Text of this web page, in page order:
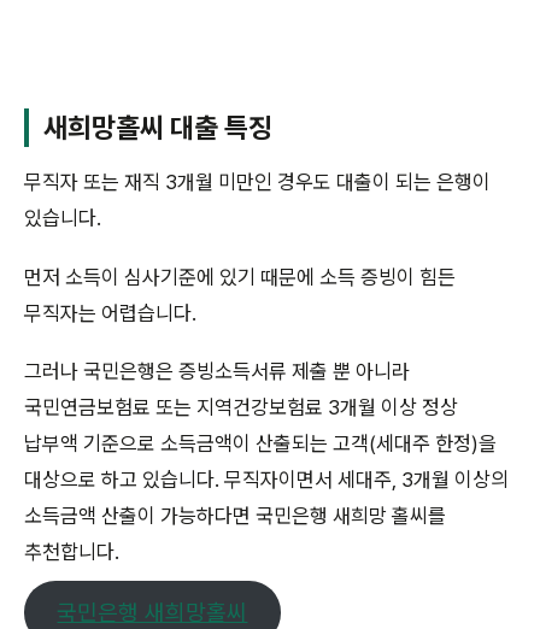
새희망홀씨 대출 특징
무직자 또는 재직 3개월 미만인 경우도 대출이 되는 은행이
있습니다.
먼저 소득이 심사기준에 있기 때문에 소득 증빙이 힘든
무직자는 어렵습니다.
그러나 국민은행은 증빙소득서류 제출 뿐 아니라
국민연금보험료 또는 지역건강보험료 3개월 이상 정상
납부액 기준으로 소득금액이 산출되는 고객(세대주 한정)을
대상으로 하고 있습니다. 무직자이면서 세대주, 3개월 이상의
소득금액 산출이 가능하다면 국민은행 새희망 홀씨를
추천합니다.
국민은행 새희망홀씨